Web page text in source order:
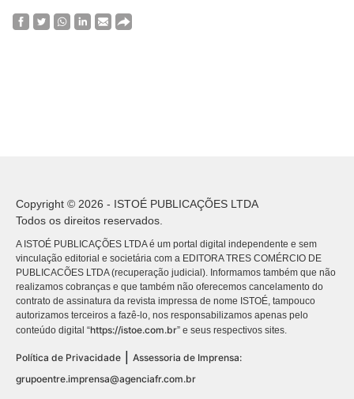
Copyright © 2026 - ISTOÉ PUBLICAÇÕES LTDA
Todos os direitos reservados.
A ISTOÉ PUBLICAÇÕES LTDA é um portal digital independente e sem
vinculação editorial e societária com a EDITORA TRES COMÉRCIO DE
PUBLICACÕES LTDA (recuperação judicial). Informamos também que não
realizamos cobranças e que também não oferecemos cancelamento do
contrato de assinatura da revista impressa de nome ISTOÉ, tampouco
autorizamos terceiros a fazê-lo, nos responsabilizamos apenas pelo
conteúdo digital “https://istoe.com.br” e seus respectivos sites.
Política de Privacidade | Assessoria de Imprensa:
grupoentre.imprensa@agenciafr.com.br